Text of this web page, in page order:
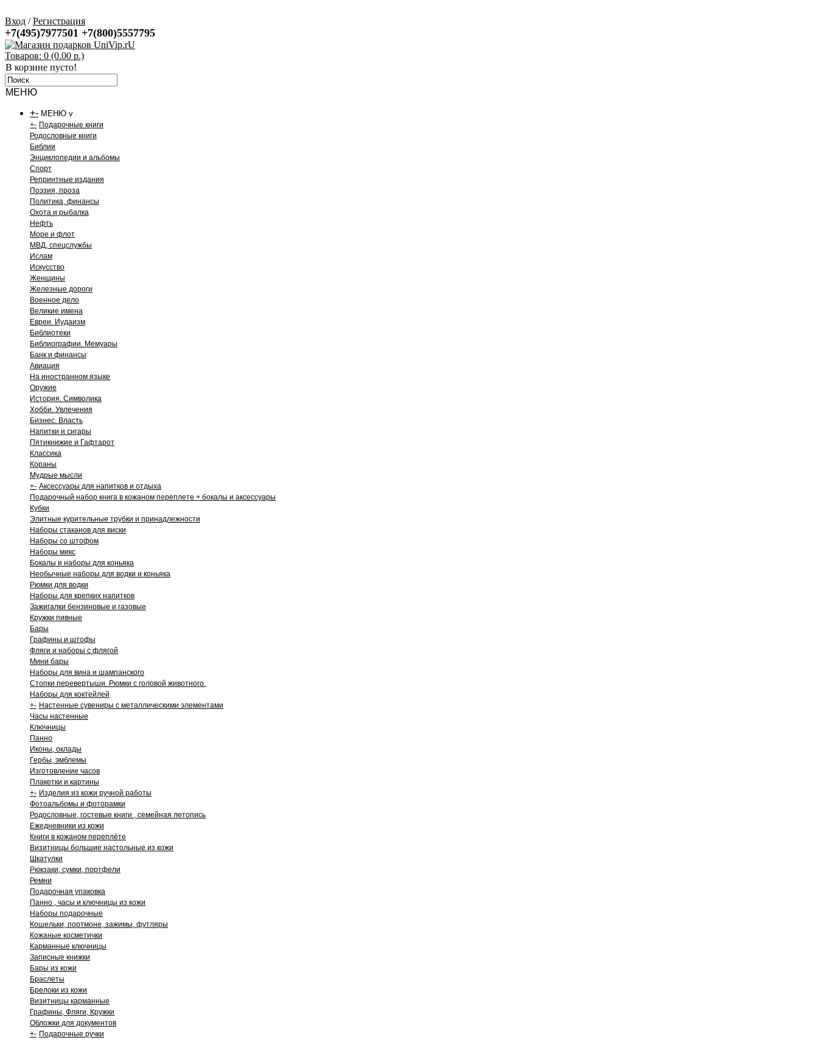
Вход /Регистрация
+7(495)7977501 +7(800)5557795
Товаров: 0 (0.00 р.)
В корзине пусто!
МЕНЮ
+- МЕНЮ v
+- Подарочные книги
Родословные книги
Библии
Энциклопедии и альбомы
Спорт
Репринтные издания
Поэзия, проза
Политика, финансы
Охота и рыбалка
Нефть
Море и флот
МВД, спецслужбы
Ислам
Искусство
Женщины
Железные дороги
Военное дело
Великие имена
Евреи. Иудаизм
Библиотеки
Библиографии. Мемуары
Банк и финансы
Авиация
На иностранном языке
Оружие
История. Символика
Хобби. Увлечения
Бизнес. Власть
Напитки и сигары
Пятикнижие и Гафтарот
Классика
Кораны
Мудрые мысли
+- Аксессуары для напитков и отдыха
Подарочный набор книга в кожаном переплете + бокалы и аксессуары
Кубки
Элитные курительные трубки и принадлежности
Наборы стаканов для виски
Наборы со штофом
Наборы микс
Бокалы и наборы для коньяка
Необычные наборы для водки и коньяка
Рюмки для водки
Наборы для крепких напитков
Зажигалки бензиновые и газовые
Кружки пивные
Бары
Графины и штофы
Фляги и наборы с флягой
Мини бары
Наборы для вина и шампанского
Стопки перевертыши. Рюмки с головой животного.
Наборы для коктейлей
+- Настенные сувениры с металлическими элементами
Часы настенные
Ключницы
Панно
Иконы, оклады
Гербы, эмблемы
Изготовление часов
Плакетки и картины
+- Изделия из кожи ручной работы
Фотоальбомы и фоторамки
Родословные, гостевые книги , семейная летопись
Ежедневники из кожи
Книги в кожаном переплёте
Визитницы большие настольные из кожи
Шкатулки
Рюкзаки, сумки, портфели
Ремни
Подарочная упаковка
Панно , часы и ключницы из кожи
Наборы подарочные
Кошельки, портмоне, зажимы, футляры
Кожаные косметички
Карманные ключницы
Записные книжки
Бары из кожи
Браслеты
Брелоки из кожи
Визитницы карманные
Графины, Фляги, Кружки
Обложки для документов
+- Подарочные ручки